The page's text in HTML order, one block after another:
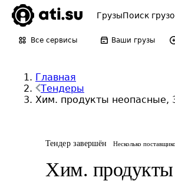
ГрузыПоиск
Все сервисы Ваши грузы
Главная
Тендеры
Хим. продукты неопасные,
Тендер завершён Несколько
Хим. продукты